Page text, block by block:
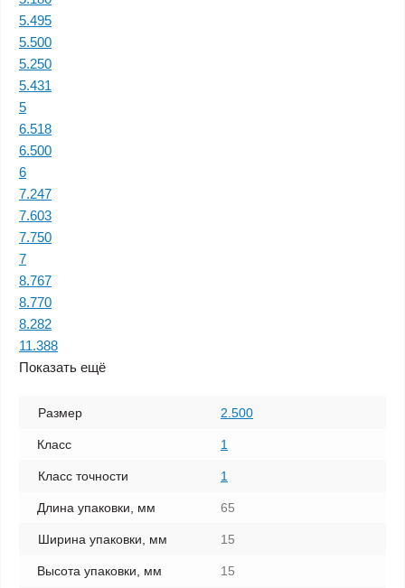
5.495
5.500
5.250
5.431
5
6.518
6.500
6
7.247
7.603
7.750
7
8.767
8.770
8.282
11.388
Показать ещё
Размер 2.500
Класс 1
Класс точности 1
Длина упаковки, мм 65
Ширина упаковки, мм 15
Высота упаковки, мм 15